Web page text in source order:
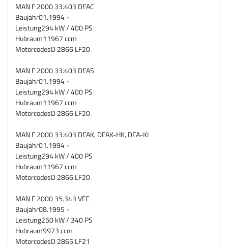
MAN F 2000 33.403 DFAC
Baujahr01.1994 -
Leistung294 kW / 400 PS
Hubraum11967 ccm
MotorcodesD 2866 LF20
MAN F 2000 33.403 DFAS
Baujahr01.1994 -
Leistung294 kW / 400 PS
Hubraum11967 ccm
MotorcodesD 2866 LF20
MAN F 2000 33.403 DFAK, DFAK-HK, DFA-KI
Baujahr01.1994 -
Leistung294 kW / 400 PS
Hubraum11967 ccm
MotorcodesD 2866 LF20
MAN F 2000 35.343 VFC
Baujahr08.1995 -
Leistung250 kW / 340 PS
Hubraum9973 ccm
MotorcodesD 2865 LF21